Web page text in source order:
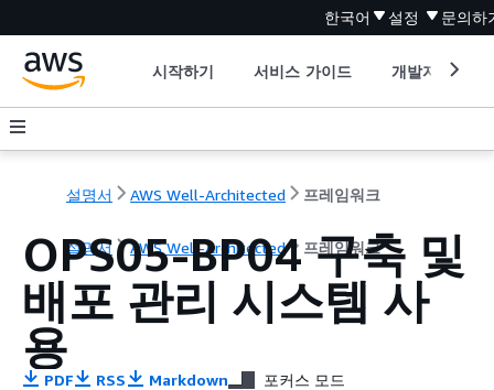
한국어 설정 문의하
시작하기 서비스 가이드 개발자 도구
설명서 AWS Well-Architected 프레임워크
설명서 AWS Well-Architected 프레임워크
OPS05-BP04 구축 및
배포 관리 시스템 사
용
PDF RSS Markdown 포커스 모드